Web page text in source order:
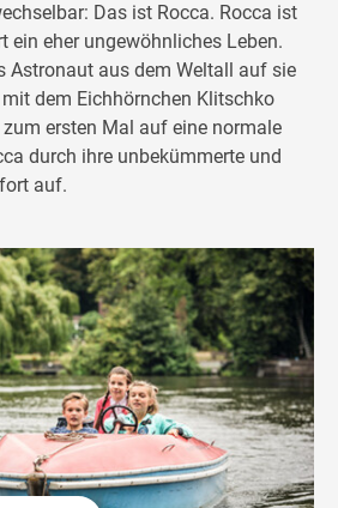
Das ist Rocca. Rocca ist
ein eher ungewöhnliches Leben.
Astronaut aus dem Weltall auf sie
dem Eichhörnchen Klitschko
ersten Mal auf eine normale
durch ihre unbekümmerte und
auf.